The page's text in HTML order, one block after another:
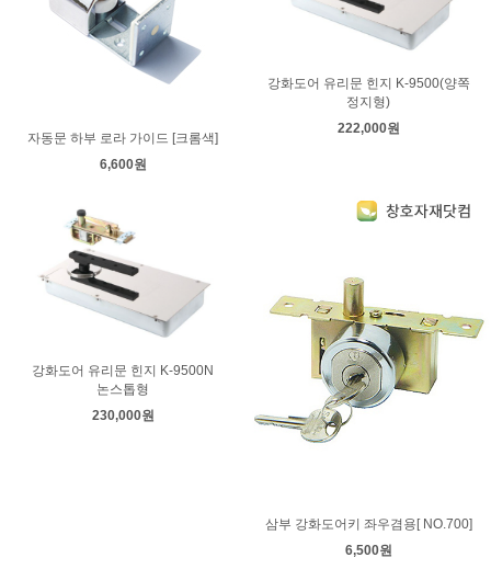
자동문 하부 로라 가이드 [크롬색]
6,600원
강화도어 유리문 힌지 K-9500(양쪽
정지형)
222,000원
강화도어 유리문 힌지 K-9500N
논스톱형
230,000원
삼부 강화도어키 좌우겸용[ NO.700]
6,500원